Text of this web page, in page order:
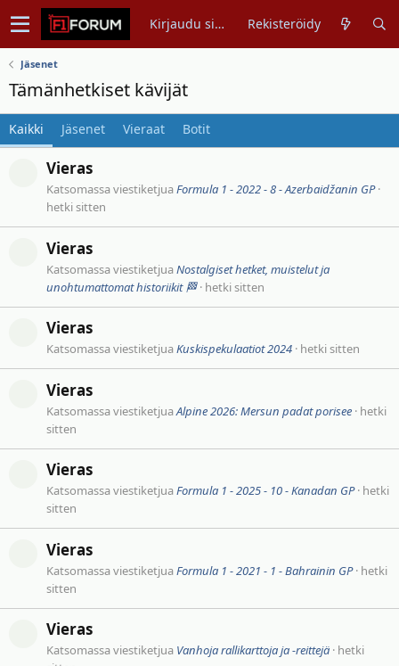
Kirjaudu sisään Rekisteröidy
Jäsenet
Tämänhetkiset kävijät
Kaikki Jäsenet Vieraat Botit
Vieras
Katsomassa viestiketjuaFormula 1 - 2022 - 8 - Azerbaidžanin GP
hetki sitten
Vieras
Katsomassa viestiketjuaNostalgiset hetket, muistelut ja
unohtumattomat historiikit 🏁 hetki sitten
Vieras
Katsomassa viestiketjuaKuskispekulaatiot 2024 hetki sitten
Vieras
Katsomassa viestiketjuaAlpine 2026: Mersun padat porisee hetki
sitten
Vieras
Katsomassa viestiketjuaFormula 1 - 2025 - 10 - Kanadan GP hetki
sitten
Vieras
Katsomassa viestiketjuaFormula 1 - 2021 - 1 - Bahrainin GP hetki
sitten
Vieras
Katsomassa viestiketjua Vanhoja rallikarttoja ja -reittejä hetki